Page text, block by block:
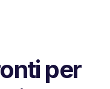
per